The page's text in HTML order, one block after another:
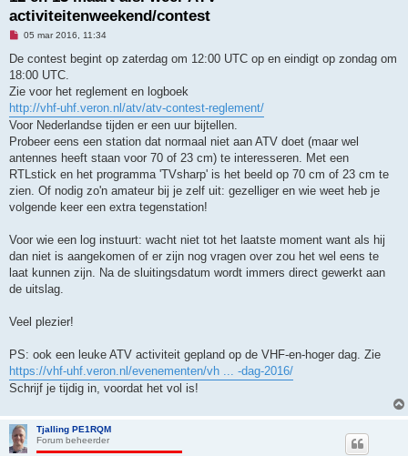
activiteitenweekend/contest
O
g
l
e
e
n
b
e
r
i
h
t
05 mar 2016, 11:34
De contest begint op zaterdag om 12:00 UTC op en eindigt op zondag om
18:00 UTC.
Zie voor het reglement en logboek
http://vhf-uhf.veron.nl/atv/atv-contest-reglement/
Voor Nederlandse tijden er een uur bijtellen.
Probeer eens een station dat normaal niet aan ATV doet (maar wel
antennes heeft staan voor 70 of 23 cm) te interesseren. Met een
RTLstick en het programma 'TVsharp' is het beeld op 70 cm of 23 cm te
zien. Of nodig zo'n amateur bij je zelf uit: gezelliger en wie weet heb je
volgende keer een extra tegenstation!
Voor wie een log instuurt: wacht niet tot het laatste moment want als hij
dan niet is aangekomen of er zijn nog vragen over zou het wel eens te
laat kunnen zijn. Na de sluitingsdatum wordt immers direct gewerkt aan
de uitslag.
Veel plezier!
PS: ook een leuke ATV activiteit gepland op de VHF-en-hoger dag. Zie
https://vhf-uhf.veron.nl/evenementen/vh ... -dag-2016/
Schrijf je tijdig in, voordat het vol is!
Tjalling PE1RQM
Forum beheerder